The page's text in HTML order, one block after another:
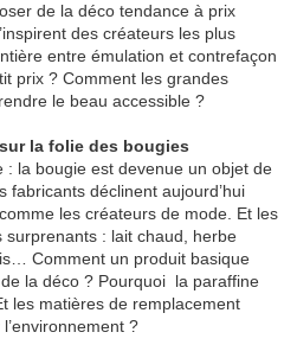
de la déco tendance à prix
des créateurs les plus
entre émulation et contrefaçon
prix ? Comment les grandes
le beau accessible ?
la folie des bougies
: la bougie est devenue un objet de
fabricants déclinent aujourd’hui
les créateurs de mode. Et les
: lait chaud, herbe
Comment un produit basique
la déco ? Pourquoi la paraffine
les matières de remplacement
?